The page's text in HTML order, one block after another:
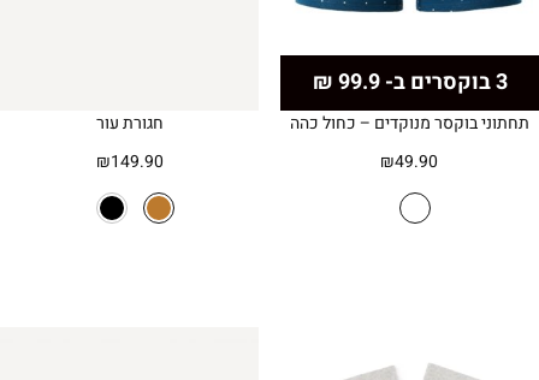
3 בוקסרים ב- 99.9 ₪
תחתוני בוקסר מנוקדים – כחול כהה
₪49.90
חגורת עור
₪149.90